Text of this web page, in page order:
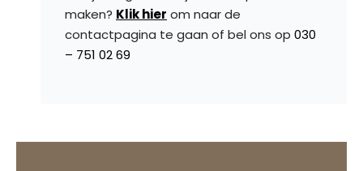
maken? Klik hier om naar de
contactpagina te gaan of bel ons op 030
– 751 02 69